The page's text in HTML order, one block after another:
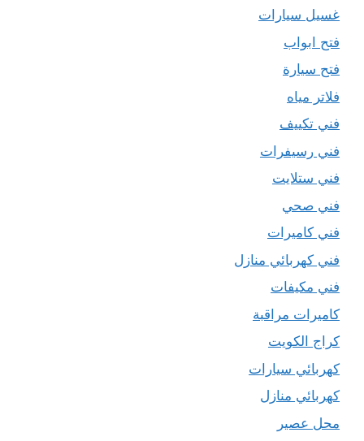
غسيل سيارات
فتح ابواب
فتح سيارة
فلاتر مياه
فني تكييف
فني رسيفرات
فني ستلايت
فني صحي
فني كاميرات
فني كهربائي منازل
فني مكيفات
كاميرات مراقبة
كراج الكويت
كهربائي سيارات
كهربائي منازل
محل عصير